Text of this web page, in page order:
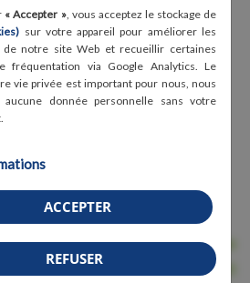
Nous joindre
légal, conditions d'utilisation et
« Accepter », vous acceptez le stockage de
sur votre appareil pour améliorer les
de notre site Web et recueillir certaines
fréquentation via Google Analytics. Le
vie privée est important pour nous, nous
donnée personnelle sans votre
ACCEPTER
REFUSER